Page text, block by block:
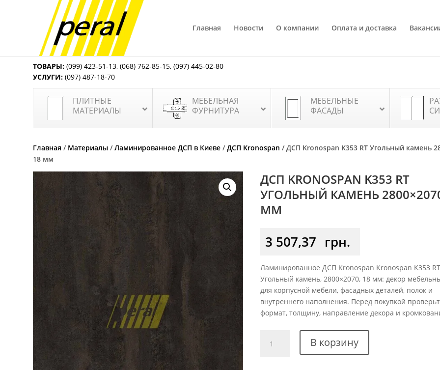
Главная Новости О компании Оплата и доставка
ТОВАРЫ: (099) 423-51-13,(068) 762-85-15,(097) 445-02-80
УСЛУГИ: (097) 487-18-70
ПЛИТНЫЕ
МАТЕРИАЛЫ
МЕБЕЛЬНАЯ
ФУРНИТУРА
МЕБЕЛЬНЫЕ
ФАСАДЫ
Главная / Материалы /Ламинированное ДСП в Киеве /ДСП Kronospan / ДСП Kronospan K353 RT Угольный камень
18 мм
ДСП KRONOSPAN K353 RT
УГОЛЬНЫЙ КАМЕНЬ
ММ
3 507,37 грн.
Ламинированное ДСП Kronospan Kronospan K353 RT
Угольный камень, 2800×2070, 18 мм: декор
для корпусной мебели, фасадных деталей, полок и
внутреннего наполнения. Перед покупкой
формат, толщину, направление декора и
товара
В корзину